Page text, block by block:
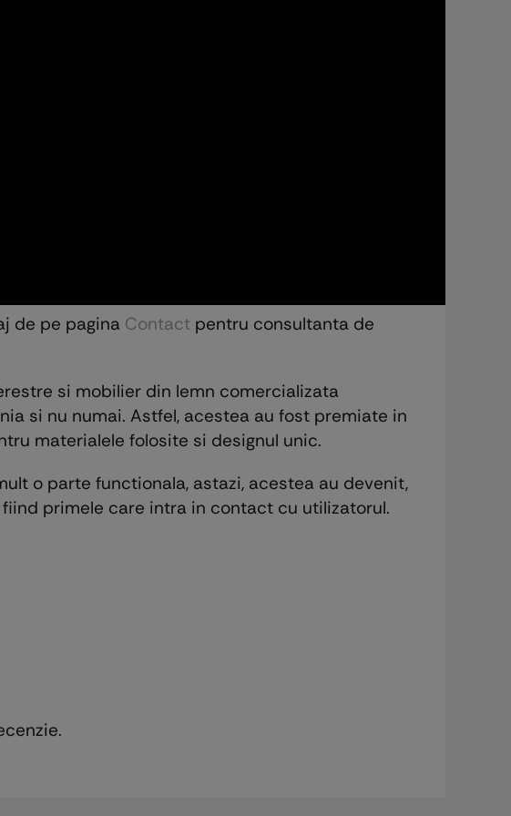
de pe pagina Contactpentru consultanta de
si mobilier din lemn comercializata
si nu numai. Astfel, acestea au fost premiate in
materialele folosite si designul unic.
o parte functionala, astazi, acestea au devenit,
primele care intra in contact cu utilizatorul.